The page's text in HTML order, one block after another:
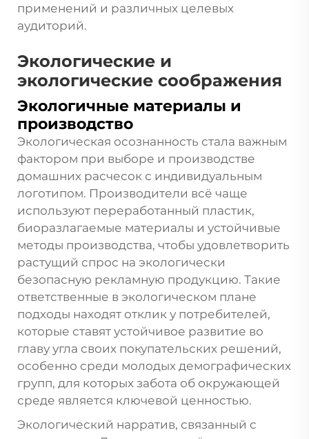
применений и различных целевых
аудиторий.
Экологические и
экологические соображения
Экологичные материалы и
производство
Экологическая осознанность стала важным
фактором при выборе и производстве
домашних расчесок с индивидуальным
логотипом. Производители всё чаще
используют переработанный пластик,
биоразлагаемые материалы и устойчивые
методы производства, чтобы удовлетворить
растущий спрос на экологически
безопасную рекламную продукцию. Такие
ответственные в экологическом плане
подходы находят отклик у потребителей,
которые ставят устойчивое развитие во
главу угла своих покупательских решений,
особенно среди молодых демографических
групп, для которых забота об окружающей
среде является ключевой ценностью.
Экологический нарратив, связанный с